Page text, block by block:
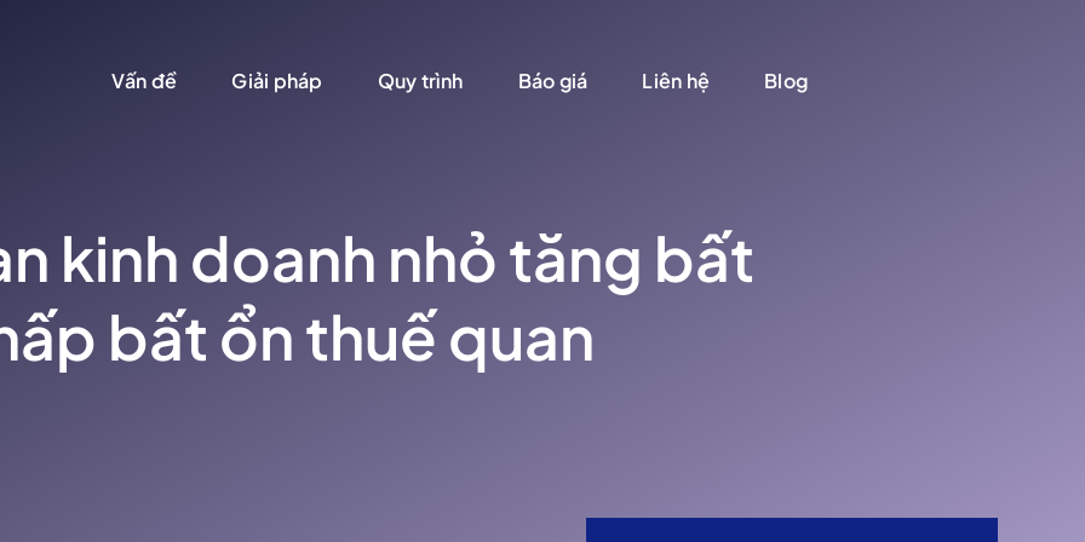
Vấn đề Giải pháp Quy trình Báo giá Liên hệ Blog
kinh doanh nhỏ tăng bất
bất ổn thuế quan